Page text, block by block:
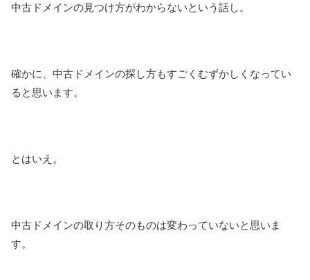
中古ドメインの見つけ方がわからないという話し。
確かに、中古ドメインの探し方もすごくむずかしくなってい
ると思います。
とはいえ。
中古ドメインの取り方そのものは変わっていないと思いま
す。